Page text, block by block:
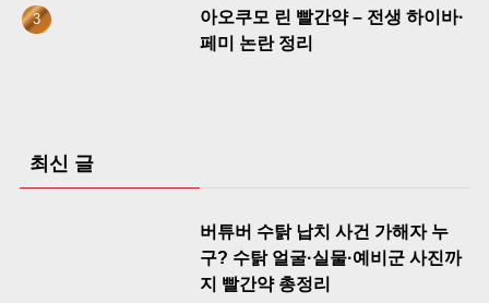
아오쿠모 린 빨간약 – 전생 하이바·
페미 논란 정리
최신 글
버튜버 수탉 납치 사건 가해자 누
구? 수탉 얼굴·실물·예비군 사진까
지 빨간약 총정리